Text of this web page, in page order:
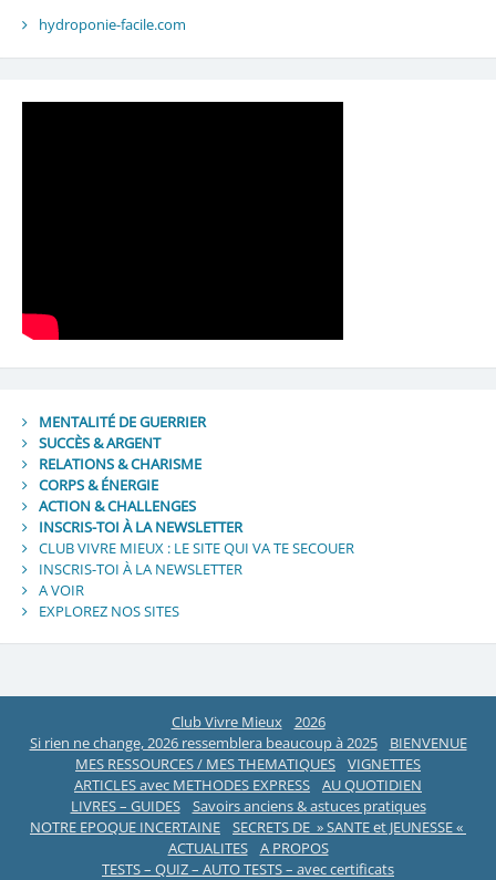
hydroponie-facile.com
MENTALITÉ DE GUERRIER
SUCCÈS & ARGENT
RELATIONS & CHARISME
CORPS & ÉNERGIE
ACTION & CHALLENGES
INSCRIS-TOI À LA NEWSLETTER
CLUB VIVRE MIEUX : LE SITE QUI VA TE SECOUER
INSCRIS-TOI À LA NEWSLETTER
A VOIR
EXPLOREZ NOS SITES
Club Vivre Mieux
2026
Si rien ne change, 2026 ressemblera beaucoup à 2025
BIENVENUE
MES RESSOURCES / MES THEMATIQUES
VIGNETTES
ARTICLES avec METHODES EXPRESS
AU QUOTIDIEN
LIVRES – GUIDES
Savoirs anciens & astuces pratiques
NOTRE EPOQUE INCERTAINE
SECRETS DE » SANTE et JEUNESSE «
ACTUALITES
A PROPOS
TESTS – QUIZ – AUTO TESTS – avec certificats